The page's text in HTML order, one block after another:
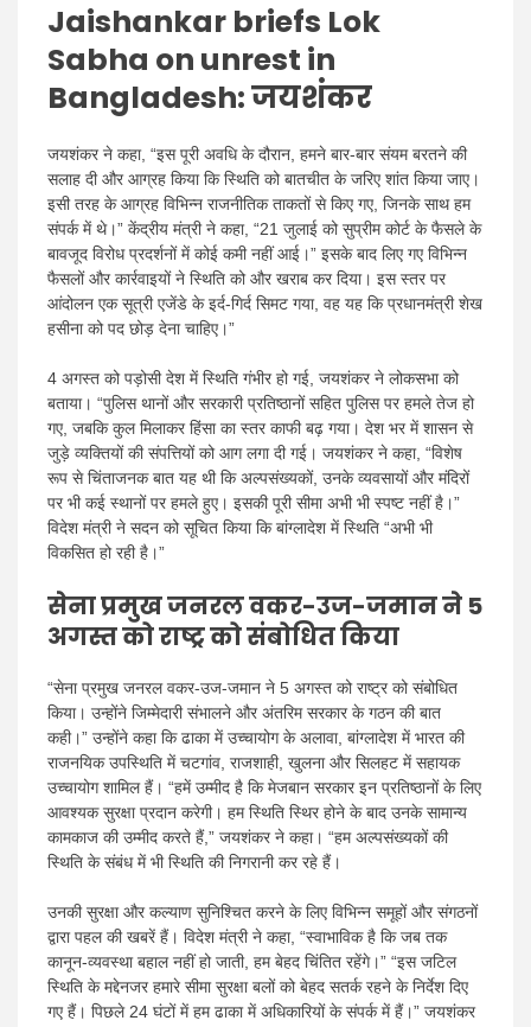
Jaishankar briefs Lok
Sabha on unrest in
Bangladesh:जयशंकर
जयशंकर ने कहा, “इस पूरी अवधि के दौरान, हमने बार-बार संयम बरतने की
सलाह दी और आग्रह किया कि स्थिति को बातचीत के जरिए शांत किया जाए।
इसी तरह के आग्रह विभिन्न राजनीतिक ताकतों से किए गए, जिनके साथ हम
संपर्क में थे।” केंद्रीय मंत्री ने कहा, “21 जुलाई को सुप्रीम कोर्ट के फैसले के
बावजूद विरोध प्रदर्शनों में कोई कमी नहीं आई।” इसके बाद लिए गए विभिन्न
फैसलों और कार्रवाइयों ने स्थिति को और खराब कर दिया। इस स्तर पर
आंदोलन एक सूत्री एजेंडे के इर्द-गिर्द सिमट गया, वह यह कि प्रधानमंत्री शेख
हसीना को पद छोड़ देना चाहिए।”
4 अगस्त को पड़ोसी देश में स्थिति गंभीर हो गई, जयशंकर ने लोकसभा को
बताया। “पुलिस थानों और सरकारी प्रतिष्ठानों सहित पुलिस पर हमले तेज हो
गए, जबकि कुल मिलाकर हिंसा का स्तर काफी बढ़ गया। देश भर में शासन से
जुड़े व्यक्तियों की संपत्तियों को आग लगा दी गई। जयशंकर ने कहा, “विशेष
रूप से चिंताजनक बात यह थी कि अल्पसंख्यकों, उनके व्यवसायों और मंदिरों
पर भी कई स्थानों पर हमले हुए। इसकी पूरी सीमा अभी भी स्पष्ट नहीं है।”
विदेश मंत्री ने सदन को सूचित किया कि बांग्लादेश में स्थिति “अभी भी
विकसित हो रही है।”
सेना प्रमुख जनरल वकर-उज-जमान ने 5
अगस्त को राष्ट्र को संबोधित किया
“सेना प्रमुख जनरल वकर-उज-जमान ने 5 अगस्त को राष्ट्र को संबोधित
किया। उन्होंने जिम्मेदारी संभालने और अंतरिम सरकार के गठन की बात
कही।” उन्होंने कहा कि ढाका में उच्चायोग के अलावा, बांग्लादेश में भारत की
राजनयिक उपस्थिति में चटगांव, राजशाही, खुलना और सिलहट में सहायक
उच्चायोग शामिल हैं। “हमें उम्मीद है कि मेजबान सरकार इन प्रतिष्ठानों के लिए
आवश्यक सुरक्षा प्रदान करेगी। हम स्थिति स्थिर होने के बाद उनके सामान्य
कामकाज की उम्मीद करते हैं,” जयशंकर ने कहा। “हम अल्पसंख्यकों की
स्थिति के संबंध में भी स्थिति की निगरानी कर रहे हैं।
उनकी सुरक्षा और कल्याण सुनिश्चित करने के लिए विभिन्न समूहों और संगठनों
द्वारा पहल की खबरें हैं। विदेश मंत्री ने कहा, “स्वाभाविक है कि जब तक
कानून-व्यवस्था बहाल नहीं हो जाती, हम बेहद चिंतित रहेंगे।” “इस जटिल
स्थिति के मद्देनजर हमारे सीमा सुरक्षा बलों को बेहद सतर्क रहने के निर्देश दिए
गए हैं। पिछले 24 घंटों में हम ढाका में अधिकारियों के संपर्क में हैं।” जयशंकर